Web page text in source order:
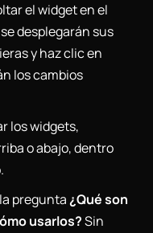
el widget en el
desplegarán sus
y haz clic en
los cambios
los widgets,
o abajo, dentro
pregunta¿Qué son
usarlos?Sin